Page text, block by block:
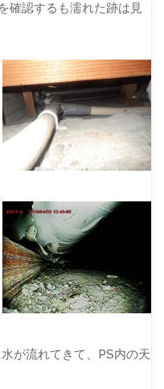
確認するも濡れた跡は見
が流れてきて、PS内の天